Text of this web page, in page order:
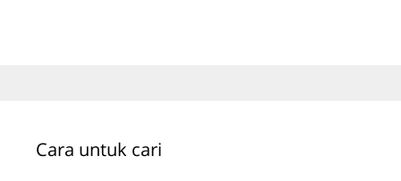
Cara untuk cari